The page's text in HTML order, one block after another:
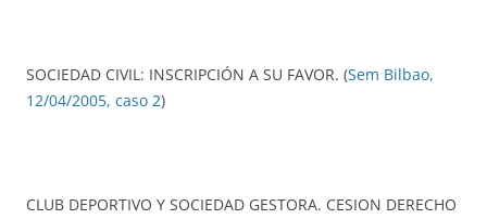
SOCIEDAD CIVIL: INSCRIPCIÓN A SU FAVOR. (Sem Bilbao,
12/04/2005, caso 2)
CLUB DEPORTIVO Y SOCIEDAD GESTORA. CESION DERECHO